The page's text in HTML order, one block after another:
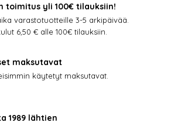
toimitus yli 100€ tilauksiin!
varastotuotteille 3-5 arkipäivää.
6,50 € alle 100€ tilauksiin.
maksutavat
käytetyt maksutavat.
1989 lähtien